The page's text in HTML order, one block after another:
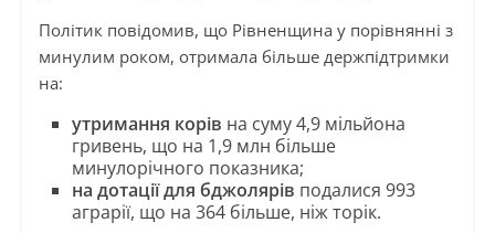
Політик повідомив, що Рівненщина у порівнянні з
минулим роком, отримала більше держпідтримки
на:
утримання корів на суму 4,9 мільйона
гривень, що на 1,9 млн більше
минулорічного показника;
на дотації для бджолярів подалися 993
аграрії, що на 364 більше, ніж торік.